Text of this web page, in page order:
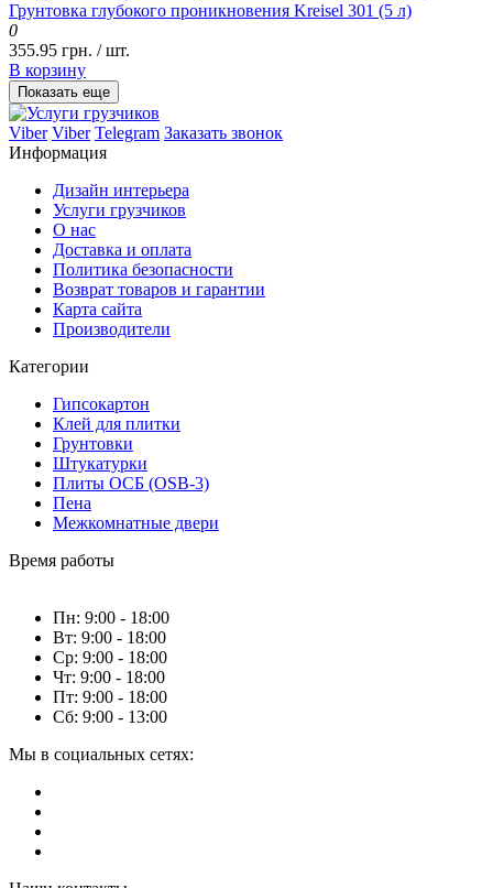
Грунтовка глубокого проникновения Kreisel 301 (5 л)
0
355.95 грн. / шт.
В корзину
Показать еще
Viber Viber Telegram Заказать звонок
Информация
Дизайн интерьера
Услуги грузчиков
О нас
Доставка и оплата
Политика безопасности
Возврат товаров и гарантии
Карта сайта
Производители
Категории
Гипсокартон
Клей для плитки
Грунтовки
Штукатурки
Плиты ОСБ (OSB-3)
Пена
Межкомнатные двери
Время работы
Пн: 9:00 - 18:00
Вт: 9:00 - 18:00
Ср: 9:00 - 18:00
Чт: 9:00 - 18:00
Пт: 9:00 - 18:00
Сб: 9:00 - 13:00
Мы в социальных сетях: